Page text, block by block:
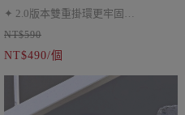
✦ 2.0版本雙重掛環更牢固
✦ 耳機包、小零錢包
✦ 伸縮繩超靈活
NT$590
NT$490/個